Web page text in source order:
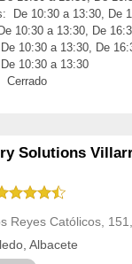
De 10:30 a 13:30, De
10:30 a 13:30, De
10:30 a 13:30, De
10:30 a 13:30
Cerrado
Solutions
Reyes Católicos,
Albacete